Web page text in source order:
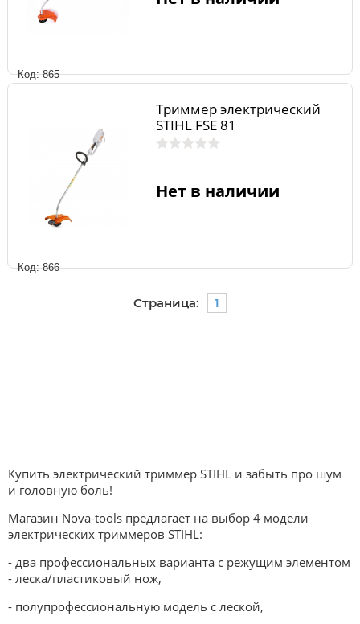
Код: 865
Код: 866
Триммер электрический
STIHL FSE 81
Нет в наличии
Страница: 1
Купить электрический триммер STIHL и забыть про шум
и головную боль!
Магазин Nova-tools предлагает на выбор 4 модели
электрических триммеров STIHL:
- два профессиональных варианта с режущим элементом
- леска/пластиковый нож,
- полупрофессиональную модель с леской,